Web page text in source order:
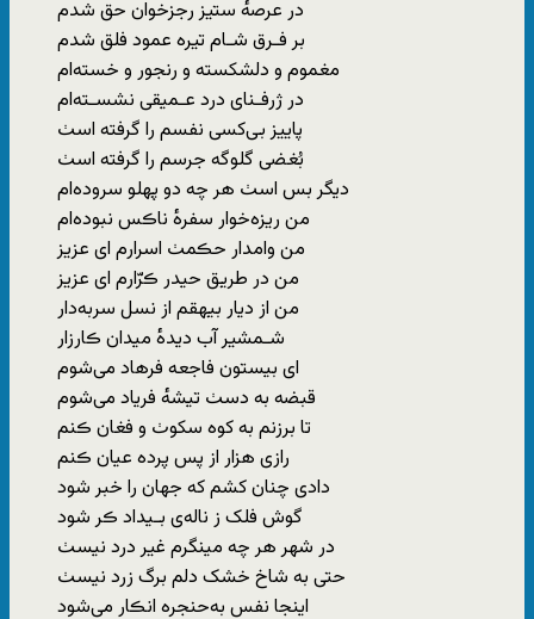
در عرصه‌ٔ‌ ستیز رجزخوان حق‌ شدم
بر فـرق شـام تیره عمود فلق شدم
مغموم‌ و دلشکسته‌ و رنجور و خسته‌ام
در ژرفـنای درد عـمیقی نشسـته‌ام
پاییز بی‌کسی نفسم را گرفته‌ اسٺ
بُغضی گلوگه جرسم را گرفته ‌اسٺ
دیگر بس‌ اسٺ‌ هر چه‌ دو پهلو سروده‌ام
من ریزه‌خوار سفره‌ٔ ناڪس نبوده‌ام
من وامدار حڪمٺ اسرارم ای‌ عزیز
من در طریق حیدر ڪرّارم ای‌ عزیز
من از دیار بیهقم از نسل سربه‌دار
شـمشیر آب دید‌ه‌ٔ میدان ڪارزار
ای ‌بیستون فاجعه فرهاد می‌شوم
قبضه‌ به‌ د‌سٺ تیشه‌ٔ فریاد می‌شوم
تا برزنم به‌ کوه‌ سکوٺ‌ و فغان‌ ڪنم
رازی هزار از پس پرده عیان ڪنم
دادی‌ چنان‌ کشم ‌که‌ جهان‌ را خبر شود
گوش فلک ز ناله‌ی بـیداد ڪر شود
در شهر هر چه‌ مینگرم غیر درد نیسٺ
حتی‌ به‌ شاخ‌ خشک‌ دلم برگ‌ زرد نیسٺ
اینجا نفس به‌‌حنجره انڪار می‌شود